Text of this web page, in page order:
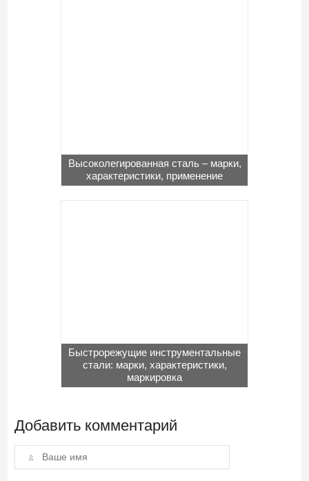
Высоколегированная сталь – марки,
характеристики, применение
Быстрорежущие инструментальные
стали: марки, характеристики,
маркировка
Добавить комментарий